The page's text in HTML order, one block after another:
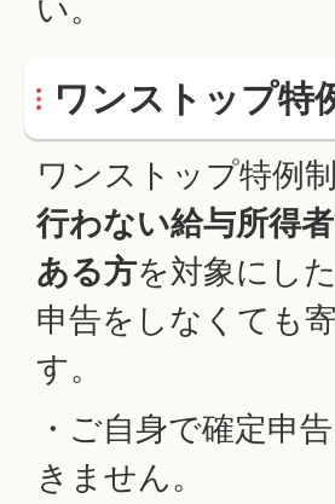
い。
ワンストップ特
ワンストップ特例
行わない給与所得
ある方を対象にし
申告をしなくても
す。
・ご自身で確定申
きません。